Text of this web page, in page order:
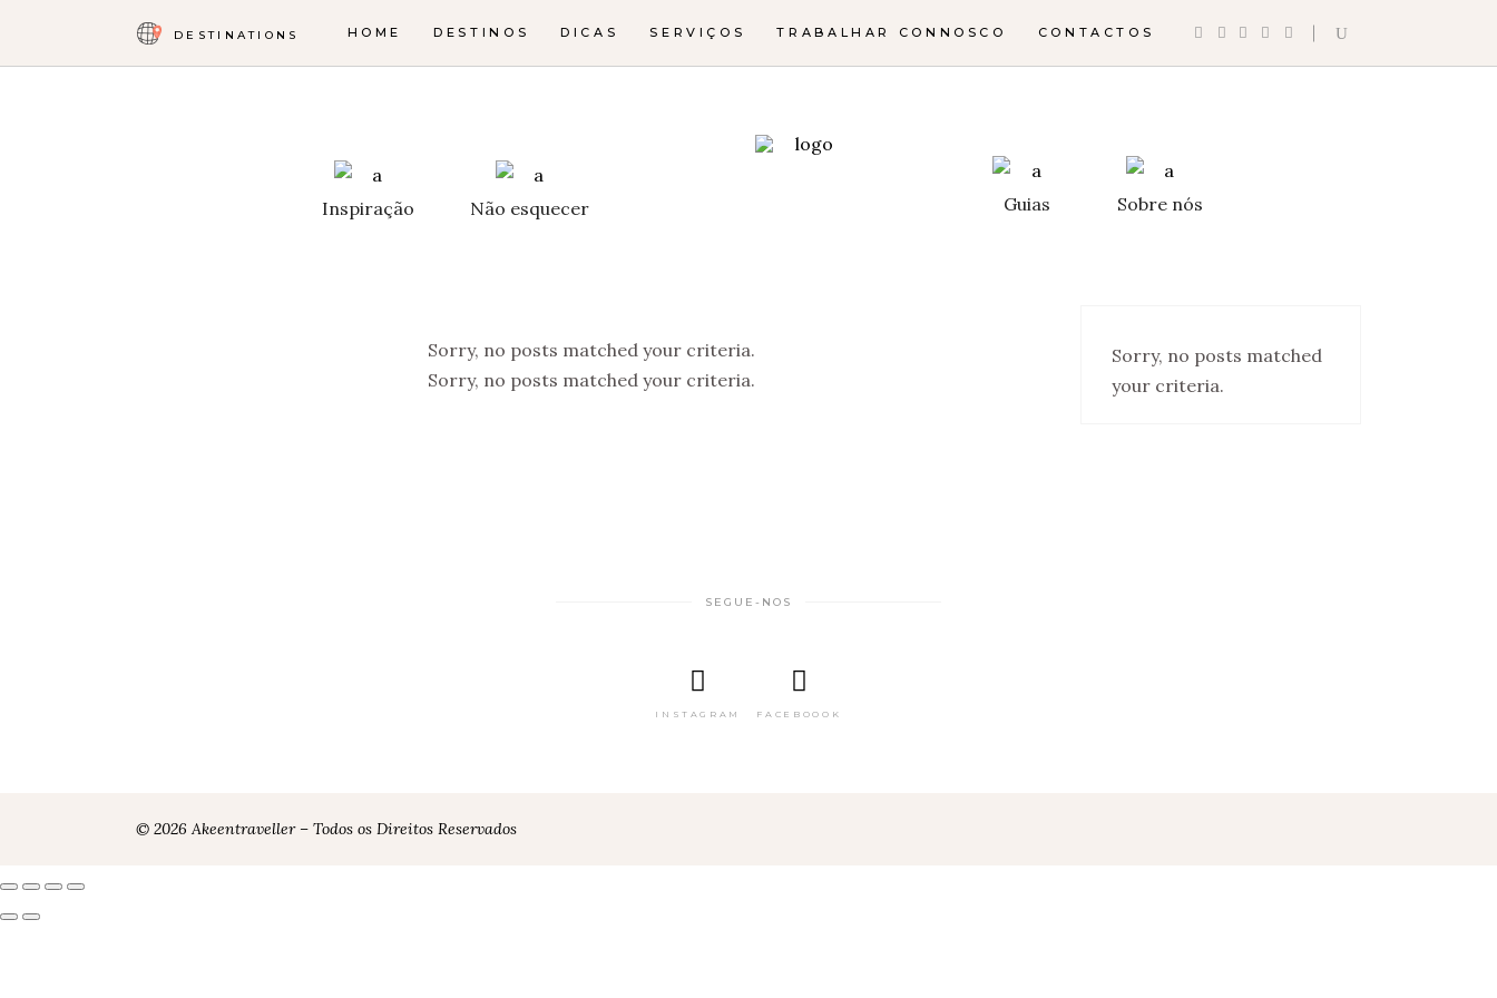
DESTINATIONS HOME DESTINOS DICAS SERVIÇOS TRABALHAR CONNOSCO CONTACTOS
Inspiração Não esquecer Guias Sobre nós
Sorry, no posts matched your criteria.
Sorry, no posts matched your criteria.
Sorry, no posts matched
your criteria.
SEGUE-NOS
INSTAGRAM FACEBOOOK
© 2026 Akeentraveller – Todos os Direitos Reservados